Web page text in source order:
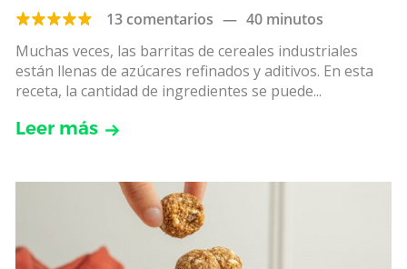
13 comentarios — 40 minutos
Muchas veces, las barritas de cereales industriales
están llenas de azúcares refinados y aditivos. En esta
receta, la cantidad de ingredientes se puede...
Leer más